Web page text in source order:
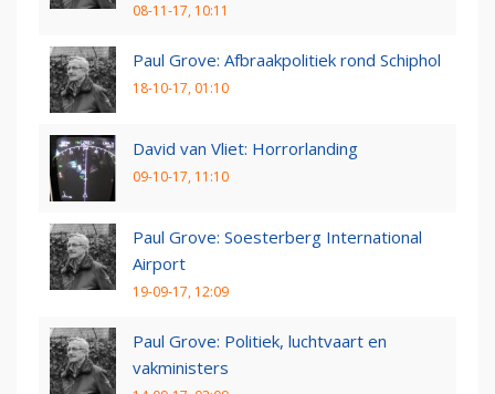
08-11-17, 10:11
Paul Grove: Afbraakpolitiek rond Schiphol
18-10-17, 01:10
David van Vliet: Horrorlanding
09-10-17, 11:10
Paul Grove: Soesterberg International
Airport
19-09-17, 12:09
Paul Grove: Politiek, luchtvaart en
vakministers